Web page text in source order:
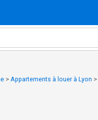
> Appartements à louer à Lyon >